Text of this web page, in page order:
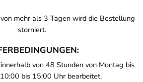
mehr als 3 Tagen wird die Bestellung
storniert.
von 48 Stunden von Montag bis
bis 15:00 Uhr bearbeitet.